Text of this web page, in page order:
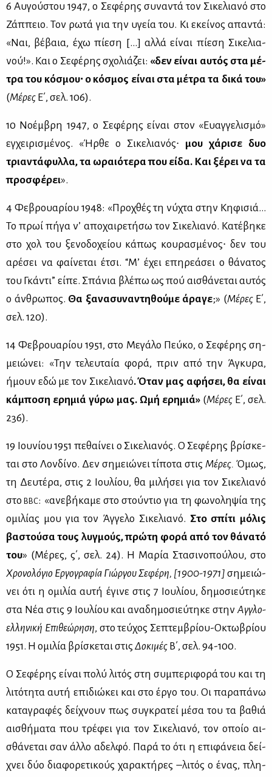
6 Αυ­γού­στου 1947, ο Σε­φέ­ρης συ­να­ντά τον Σι­κε­λια­νό στο
Ζάπ­πειο. Τον ρω­τά για την υγεία του. Κι εκεί­νος απα­ντά:
«Ναι, βέ­βαια, έχω πί­ε­ση [...] αλ­λά εί­ναι πί­ε­ση Σι­κε­λια­
νού!». Και ο Σε­φέ­ρης σχο­λιά­ζει: «δεν εί­ναι αυ­τός στα μέ­
τρα του κό­σμου∙ ο κό­σμος εί­ναι στα μέ­τρα τα δι­κά του»
(Μέ­ρες Ε΄, σελ. 106).
10 Νο­έμ­βρη 1947, ο Σε­φέ­ρης εί­ναι στον «Ευαγ­γε­λι­σμό»
εγ­χει­ρι­σμέ­νος. «Ήρ­θε ο Σι­κε­λια­νός∙ μου χά­ρι­σε δυο
τρια­ντά­φυλ­λα, τα ωραιό­τε­ρα που εί­δα. Και ξέ­ρει να τα
προ­σφέ­ρει».
4 Φε­βρουα­ρί­ου 1948: «Προ­χθές τη νύ­χτα στην Κη­φι­σιά…
Το πρωί πή­γα ν’ απο­χαι­ρε­τή­σω τον Σι­κε­λια­νό. Κα­τέ­βη­κε
στο χολ του ξε­νο­δο­χεί­ου κά­πως κου­ρα­σμέ­νος∙ δεν του
αρέ­σει να φαί­νε­ται έτσι. “Μ’ έχει επη­ρε­ά­σει ο θά­να­τος
του Γκά­ντι” εί­πε. Σπά­νια βλέ­πω ως πού αι­σθά­νε­ται αυ­τός
ο άν­θρω­πος. Θα ξα­να­συ­να­ντη­θού­με άρα­γε;» (Μέ­ρεςΕ΄,
σελ. 120).
14 Φε­βρουα­ρί­ου 1951, στο Με­γά­λο Πεύ­κο, ο Σε­φέ­ρης ση­
μειώ­νει: «Την τε­λευ­ταία φο­ρά, πριν από την Άγκυ­ρα,
ήμουν εδώ με τον Σι­κε­λια­νό. Όταν μας αφή­σει, θα εί­ναι
κά­μπο­ση ερη­μιά γύ­ρω μας. Ωμή ερη­μιά» (Μέ­ρες Ε΄, σελ.
236).
19 Ιου­νί­ου 1951 πε­θαί­νει ο Σι­κε­λια­νός. Ο Σε­φέ­ρης βρί­σκε­
ται στο Λον­δί­νο. Δεν ση­μειώ­νει τί­πο­τα στιςΜέ­ρες. Όμως,
τη Δευ­τέ­ρα, στις 2 Ιου­λί­ου, θα μι­λή­σει για τον Σι­κε­λια­νό
στο BBC: «ανε­βή­κα­με στο στού­ντιο για τη φω­νο­λη­ψία της
ομι­λί­ας μου για τον Άγ­γε­λο Σι­κε­λια­νό. Στο σπί­τι μό­λις
βα­στού­σα τους λυγ­μούς, πρώ­τη φο­ρά από τον θά­να­τό
του» (Μέ­ρες, ς΄, σελ. 24). Η Μα­ρία Στα­σι­νο­πού­λου, στο
Χρο­νο­λό­γιο Ερ­γο­γρα­φία Γιώρ­γου Σε­φέ­ρη, [1900-1971] ση­μειώ­
νει ότι η ομι­λία αυ­τή έγι­νε στις 7 Ιου­λί­ου, δη­μο­σιεύ­τη­κε
στα Νέα στις 9 Ιου­λί­ου και ανα­δη­μο­σιεύ­τη­κε στην Αγ­γλο­
ελ­λη­νι­κή Επι­θε­ώ­ρη­ση, στο τεύ­χος Σε­πτεμ­βρί­ου-Οκτω­βρί­ου
1951. Η ομι­λία βρί­σκε­ται στις Δο­κι­μές Β΄, σελ. 94-100.
Ο Σε­φέ­ρης εί­ναι πο­λύ λι­τός στη συ­μπε­ρι­φο­ρά του και τη
λι­τό­τη­τα αυ­τή επι­διώ­κει και στο έρ­γο του. Οι πα­ρα­πά­νω
κα­τα­γρα­φές δεί­χνουν πως συ­γκρα­τεί μέ­σα του τα βα­θιά
αι­σθή­μα­τα που τρέ­φει για τον Σι­κε­λια­νό, τον οποίο αι­
σθά­νε­ται σαν άλ­λο αδελ­φό. Πα­ρά το ότι η επι­φά­νεια δεί­
χνει δύο δια­φο­ρε­τι­κούς χα­ρα­κτή­ρες –λι­τός ο ένας, πλη­